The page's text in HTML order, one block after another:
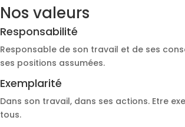
Nos valeurs
Responsabilité
Responsable de son travail et de ses
ses positions assumées.
Exemplarité
Dans son travail, dans ses actions. Etre
tous.